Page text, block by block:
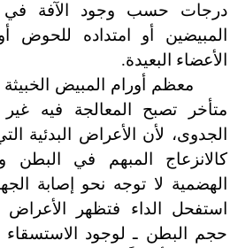
درجات حسب وجود الآفة
المبيضين أو امتداده
الأعضاء البعيدة.
معظم أورام المبيض الخبيثة
متأخر تصبح المعالجة فيه غير
الجدوى، لأن الأعراض البدئية
كالانزعاج المبهم في البطن
الهضمية لا توجه نحو إصابة
استفحل الداء فتظهر الأعراض
حجم البطن ـ لوجود الاستسقاء